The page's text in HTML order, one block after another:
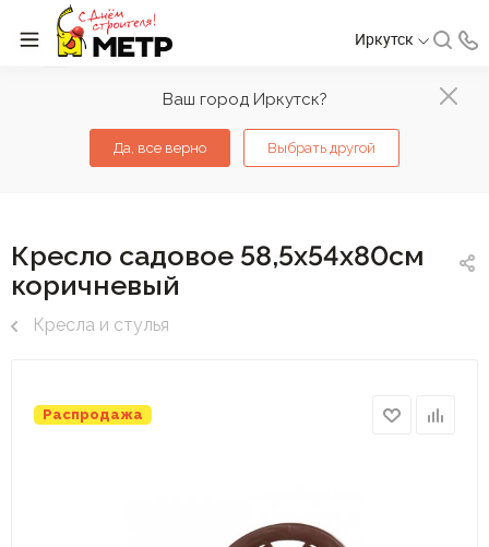
Ваш город Иркутск?
Да, все верно Выбрать другой
Иркутск
Кресло садовое 58,5х54х80см
коричневый
Кресла и стулья
Распродажа